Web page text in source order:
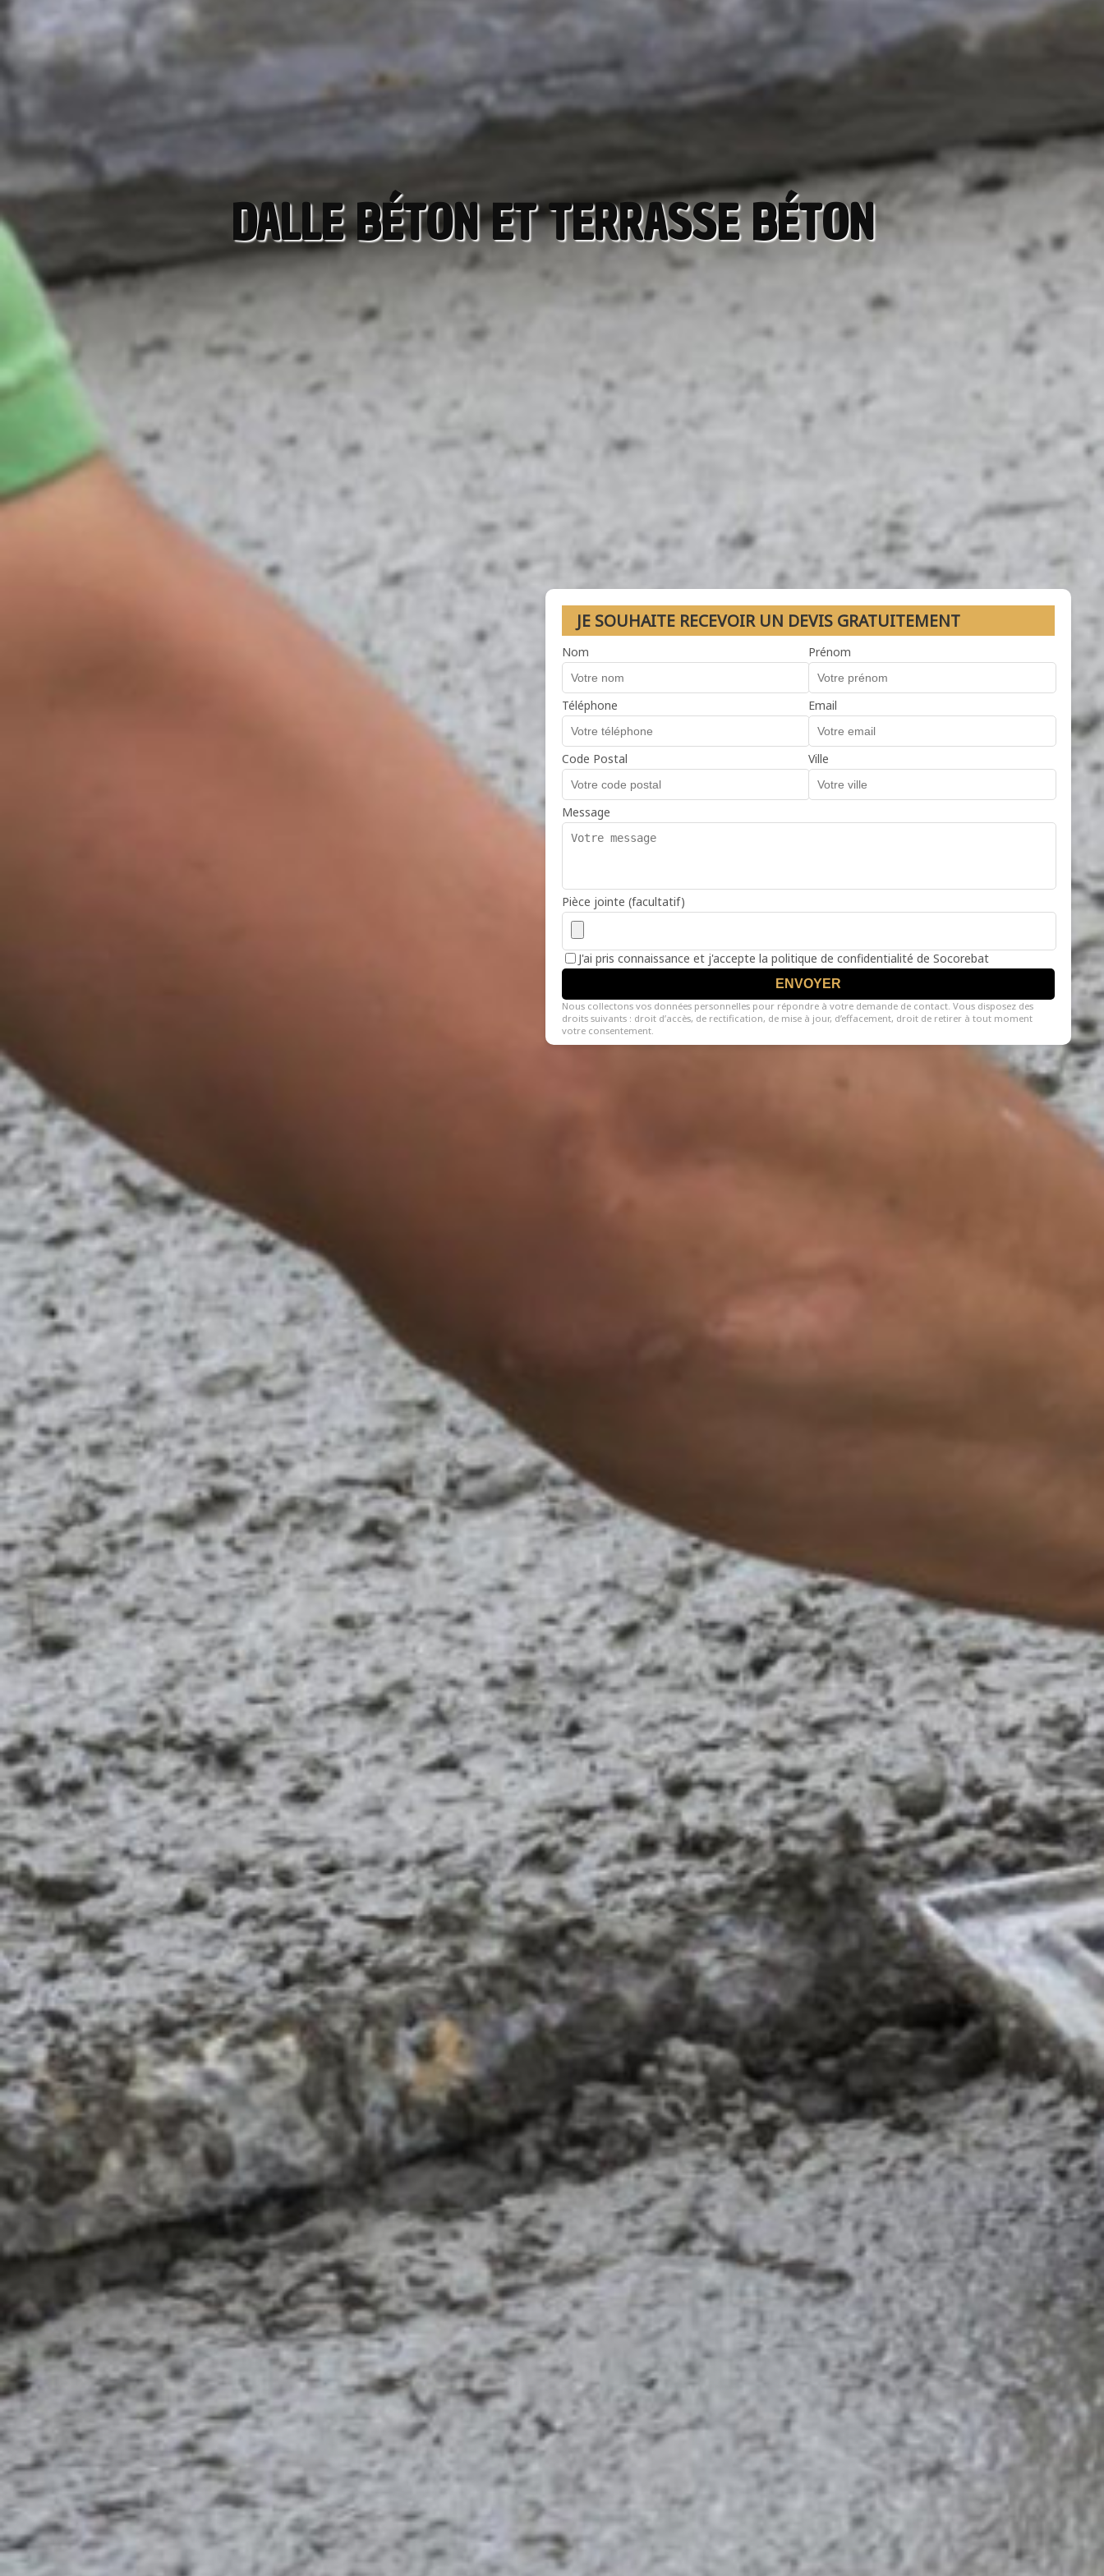
DALLE BÉTON ET TERRASSE BÉTON
JE SOUHAITE RECEVOIR UN DEVIS GRATUITEMENT
Nom Prénom
Téléphone Email
Code Postal Ville
Message
Pièce jointe (facultatif)
J'ai pris connaissance et j'accepte la politique de confidentialité de Socorebat
ENVOYER
Nous collectons vos données personnelles pour répondre à votre demande de contact. Vous disposez des
droits suivants : droit d’accès, de rectification, de mise à jour, d’effacement, droit de retirer à tout moment
votre consentement.